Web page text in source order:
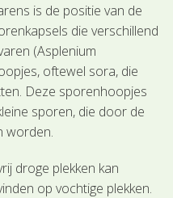
is de positie van de
die verschillend
(Asplenium
oftewel sora, die
Deze sporenhoopjes
sporen, die door de
worden.
droge plekken kan
op vochtige plekken.